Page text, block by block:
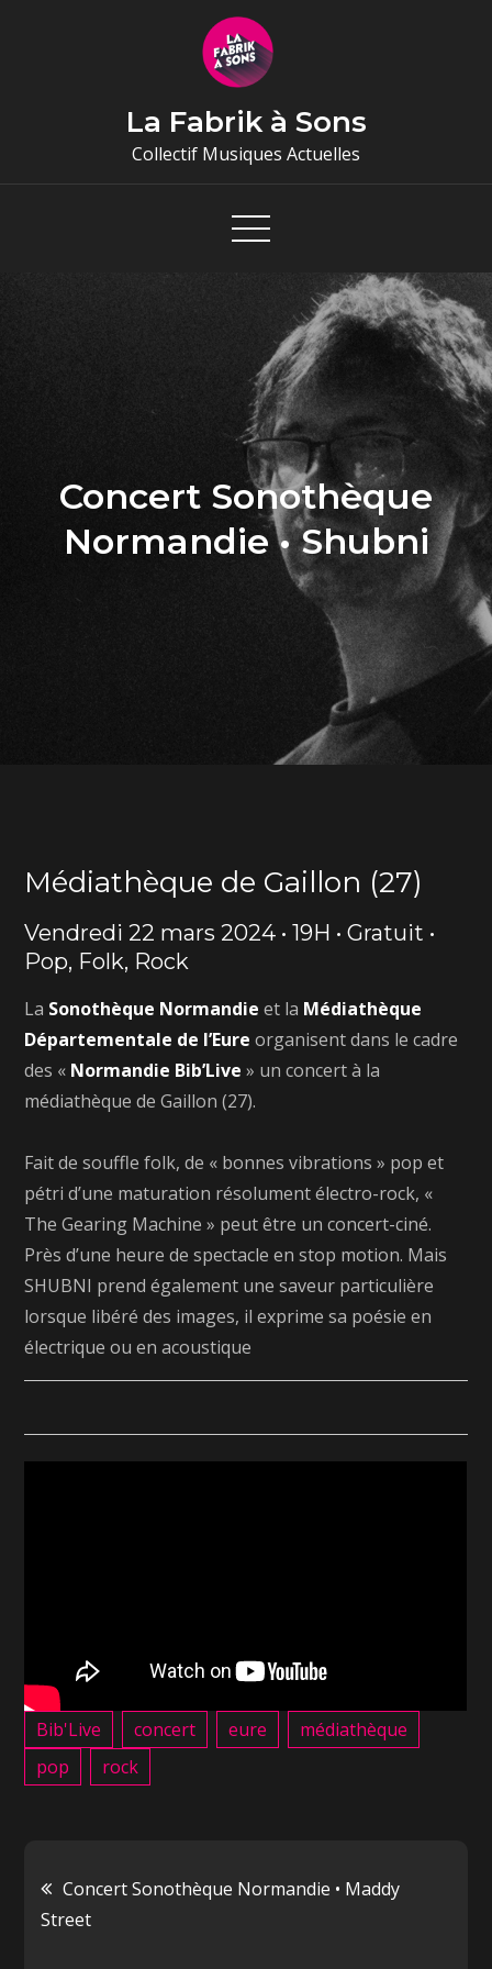
La Fabrik à Sons
Collectif Musiques Actuelles
Concert Sonothèque
Normandie • Shubni
Médiathèque de Gaillon (27)
Vendredi 22 mars 2024 • 19H • Gratuit •
Pop, Folk, Rock
La Sonothèque Normandie et la Médiathèque
Départementale de l’Eure organisent dans le cadre
des « Normandie Bib’Live » un concert à la
médiathèque de Gaillon (27).
Fait de souffle folk, de « bonnes vibrations » pop et
pétri d’une maturation résolument électro-rock, «
The Gearing Machine » peut être un concert-ciné.
Près d’une heure de spectacle en stop motion. Mais
SHUBNI prend également une saveur particulière
lorsque libéré des images, il exprime sa poésie en
électrique ou en acoustique
Bib'Live concert eure
médiathèque
pop
rock
Navigation
de
Concert Sonothèque Normandie • Maddy
Street